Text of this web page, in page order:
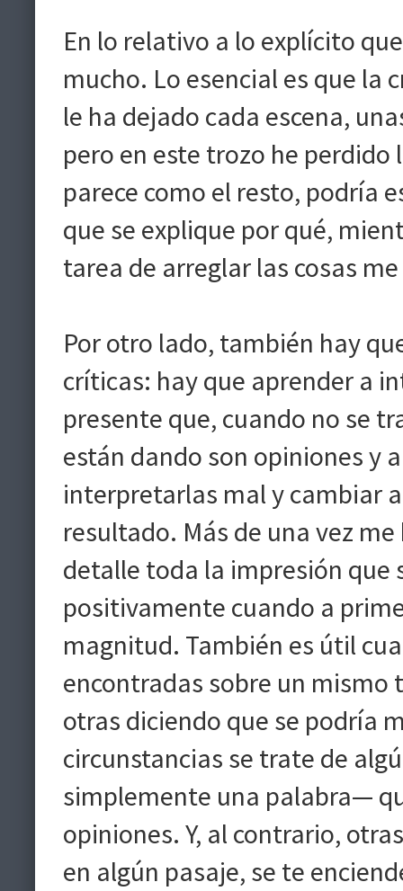
En lo relativo a lo explícito
mucho. Lo esencial es que
le ha dejado cada escena,
pero en este trozo he perdido
parece como el resto, podría
que se explique por qué,
tarea de arreglar las cosas
Por otro lado, también hay
críticas: hay que aprender a
presente que, cuando no se
están dando son opiniones y
interpretarlas mal y cambiar
resultado. Más de una vez
detalle toda la impresión que
positivamente cuando a
magnitud. También es útil
encontradas sobre un mismo
otras diciendo que se podría
circunstancias se trate de
simplemente una palabra—
opiniones. Y, al contrario,
en algún pasaje, se te